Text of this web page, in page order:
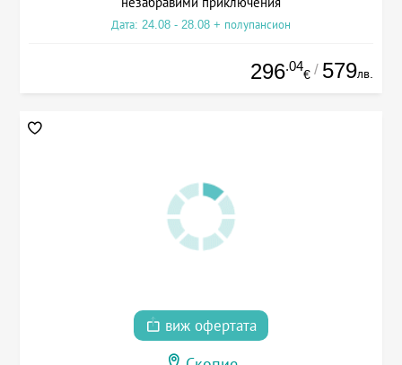
Дата: 24.08 - 28.08 + полупансион
296.04
€ / 579лв.
виж офертата